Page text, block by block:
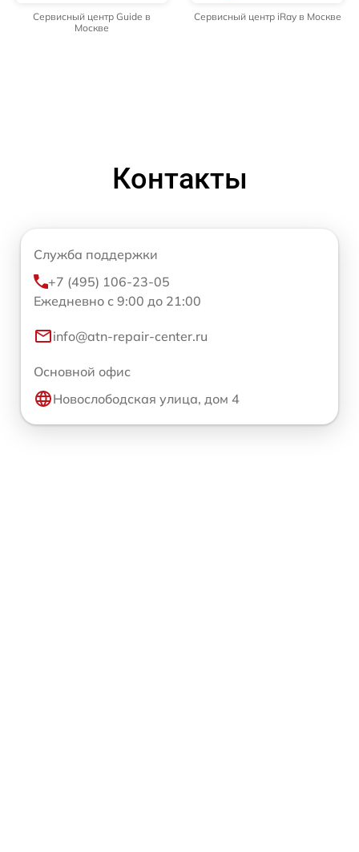
Сервисный центр Guide в
Москве
Сервисный центр iRay в Москве
Контакты
Служба поддержки
+7 (495) 106-23-05
Ежедневно с 9:00 до 21:00
info@atn-repair-center.ru
Основной офис
Новослободская улица, дом 4